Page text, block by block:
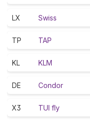
LX Swiss
TP TAP
KL KLM
DE Condor
X3 TUI fly